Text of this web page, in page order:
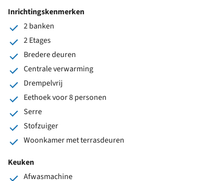
Inrichtingskenmerken
2 banken
2 Etages
Bredere deuren
Centrale verwarming
Drempelvrij
Eethoek voor 8 personen
Serre
Stofzuiger
Woonkamer met terrasdeuren
Keuken
Afwasmachine